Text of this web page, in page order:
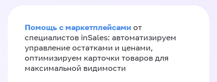
Помощь с маркетплейсами от
специалистов inSales: автоматизируем
управление остатками и ценами,
оптимизируем карточки товаров для
максимальной видимости